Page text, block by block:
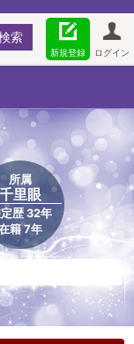
ログイン
新規登録
所属
千里眼
歴 32年
籍 7年